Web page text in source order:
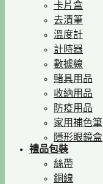
卡片盒
去漬筆
溫度計
計時器
數據線
賭具用品
收納用品
防疫用品
家用補色筆
隱形眼鏡盒
禮品包裝
絲帶
銅線